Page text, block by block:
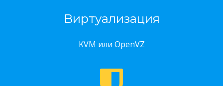
Виртуализация
KVM или OpenVZ